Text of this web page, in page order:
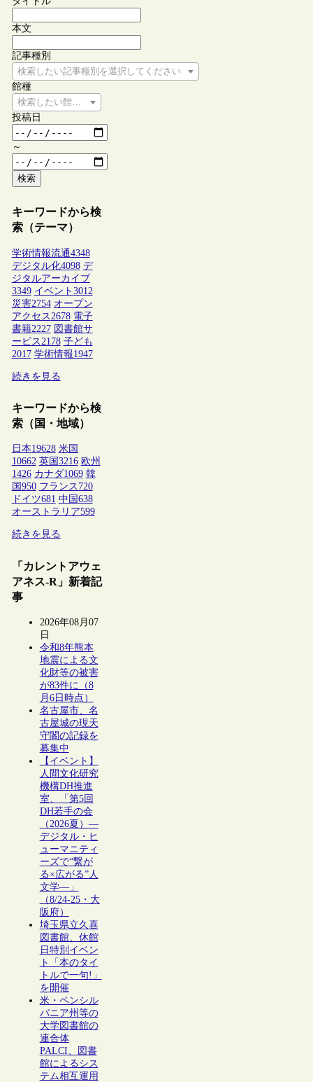
本文
記事種別
検索したい記事種別を選択してください
館種
検索したい館種を選択してください
投稿日
～
検索
キーワードから検
索（テーマ）
学術情報流通4348
デジタル化4098 デ
ジタルアーカイブ
3349 イベント 3012
災害2754 オープン
アクセス 2678 電子
書籍2227 図書館サ
ービス 2178 子ども
2017 学術情報1947
続きを見る
キーワードから検
索（国・地域）
日本19628 米国
10662 英国 3216 欧州
1426 カナダ1069 韓
国 950 フランス 720
ドイツ681 中国 638
オーストラリア599
続きを見る
「カレントアウェ
アネス-R」新着記
事
2026年08月07
日
令和8年熊本
地震による文
化財等の被害
が83件に（8
月6日時点）
名古屋市、名
古屋城の現天
守閣の記録を
募集中
【イベント】
人間文化研究
機構DH推進
室、「第5回
DH若手の会
（2026夏）―
デジタル・ヒ
ューマニティ
ーズで“繋が
る×広がる”人
文学―」
（8/24-25・大
阪府）
埼玉県立久喜
図書館、休館
日特別イベン
ト「本のタイ
トルで一句!」
を開催
米・ペンシル
バニア州等の
大学図書館の
連合体
PALCI、図書
館によるシス
テム相互運用